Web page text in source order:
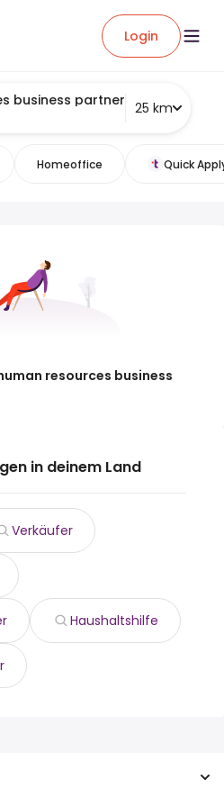
Login
business partner 25 km
Homeoffice Quick
resources business
in deinem Land
Verkäufer
Haushaltshilfe